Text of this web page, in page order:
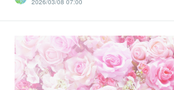
2026/03/08 07:00